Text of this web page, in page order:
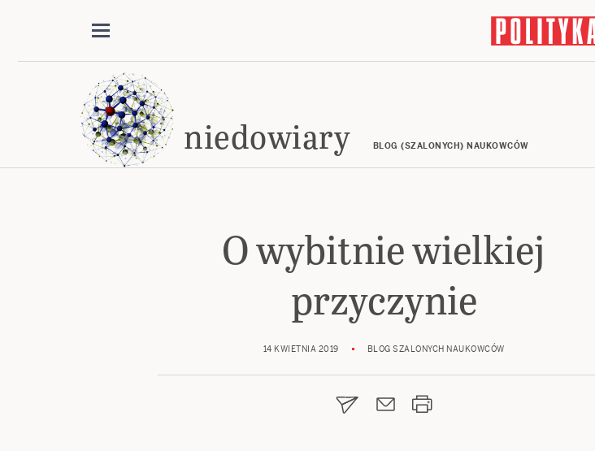
niedowiary BLOG (SZALONYCH) NAUKOWCÓW
O wybitnie wielkiej
przyczynie
14 KWIETNIA 2019 BLOG SZALONYCH NAUKOWCÓW